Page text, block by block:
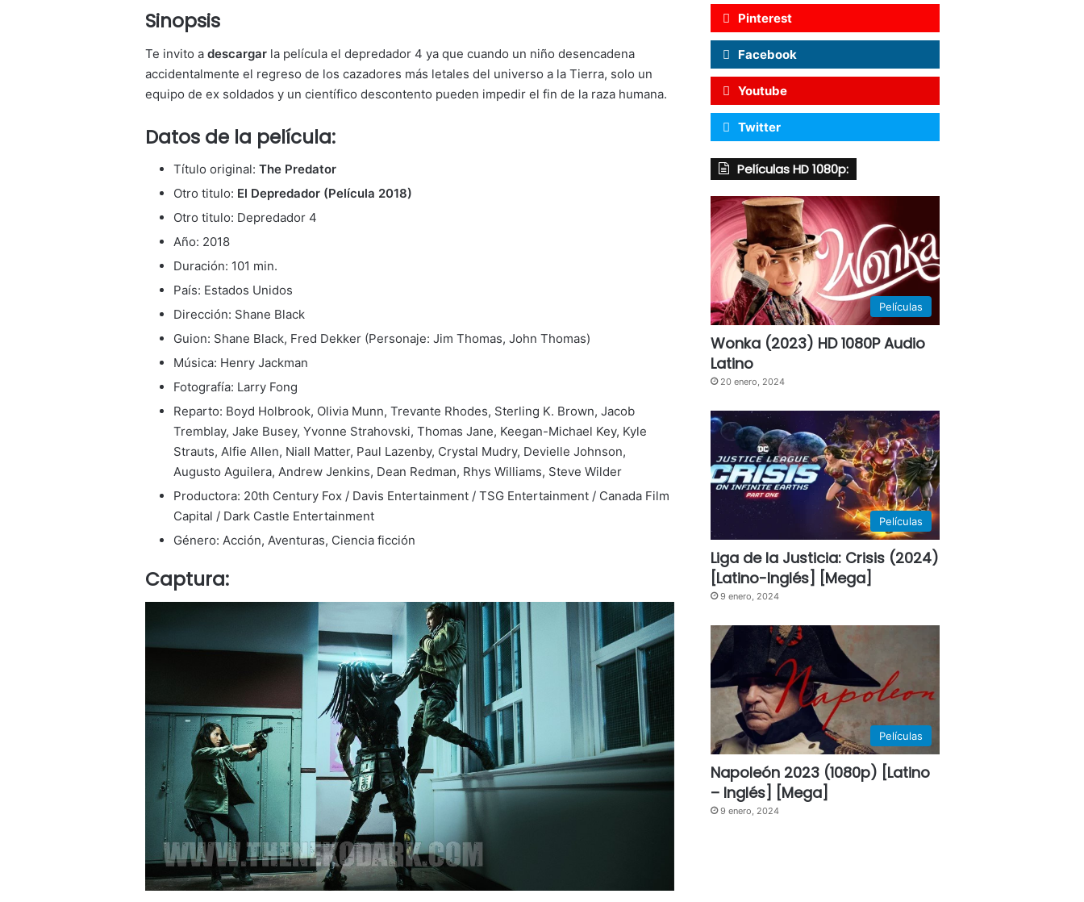
Sinopsis
Te invito a descargar la película el depredador 4 ya que cuando un niño desencadena
accidentalmente el regreso de los cazadores más letales del universo a la Tierra, solo un
equipo de ex soldados y un científico descontento pueden impedir el fin de la raza humana.
Datos de la película:
Título original: The Predator
Otro titulo: El Depredador (Película 2018)
Otro titulo: Depredador 4
Año: 2018
Duración: 101 min.
País: Estados Unidos
Dirección: Shane Black
Guion: Shane Black, Fred Dekker (Personaje: Jim Thomas, John Thomas)
Música: Henry Jackman
Fotografía: Larry Fong
Reparto: Boyd Holbrook, Olivia Munn, Trevante Rhodes, Sterling K. Brown, Jacob
Tremblay, Jake Busey, Yvonne Strahovski, Thomas Jane, Keegan-Michael Key, Kyle
Strauts, Alfie Allen, Niall Matter, Paul Lazenby, Crystal Mudry, Devielle Johnson,
Augusto Aguilera, Andrew Jenkins, Dean Redman, Rhys Williams, Steve Wilder
Productora: 20th Century Fox / Davis Entertainment / TSG Entertainment / Canada Film
Capital / Dark Castle Entertainment
Género: Acción, Aventuras, Ciencia ficción
Captura:
Pinterest
Facebook
Youtube
Twitter
Películas HD 1080p:
Películas
Wonka (2023) HD 1080P Audio
Latino
20 enero, 2024
Películas
Liga de la Justicia: Crisis (2024)
[Latino-Inglés] [Mega]
9 enero, 2024
Películas
Napoleón 2023 (1080p) [Latino
– Inglés] [Mega]
9 enero, 2024